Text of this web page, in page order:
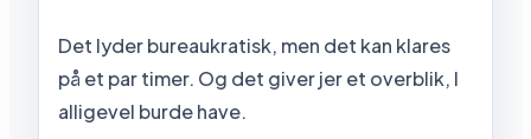
Det lyder bureaukratisk, men det kan klares
på et par timer. Og det giver jer et overblik, I
alligevel burde have.